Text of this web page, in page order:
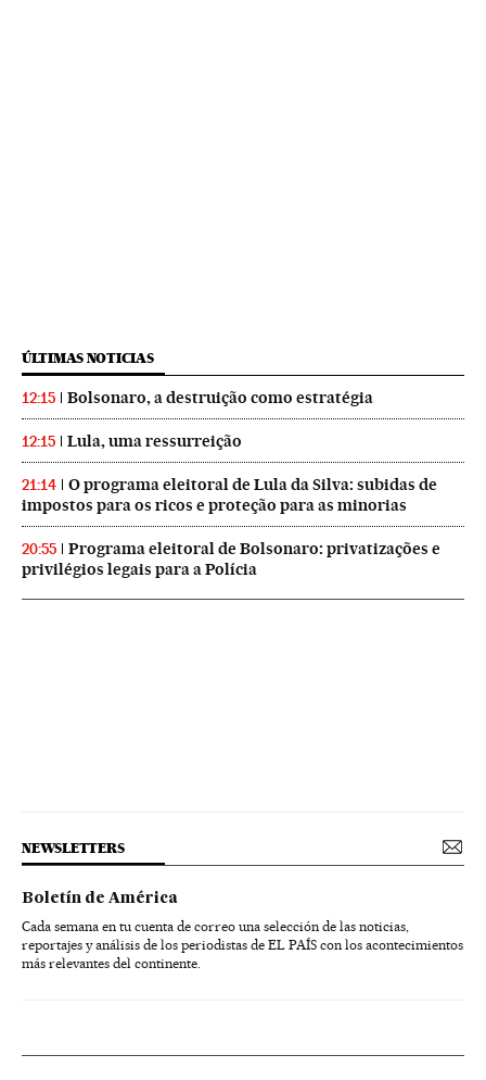
ÚLTIMAS NOTICIAS
12:15 Bolsonaro, a destruição como estratégia
12:15 Lula, uma ressurreição
21:14
O programa eleitoral de Lula da Silva: subidas de
impostos para os ricos e proteção para as minorias
20:55
Programa eleitoral de Bolsonaro: privatizações e
privilégios legais para a Polícia
NEWSLETTERS
Boletín de América
Cada semana en tu cuenta de correo una selección de las noticias,
reportajes y análisis de los periodistas de EL PAÍS con los acontecimientos
más relevantes del continente.